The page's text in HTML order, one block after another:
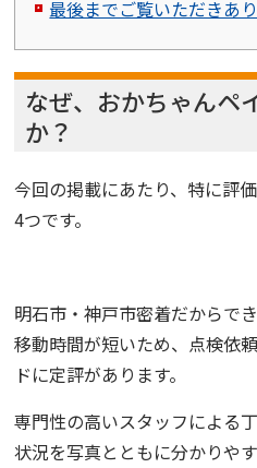
最後までご覧いただきあ
なぜ、おかちゃんペ
か？
今回の掲載にあたり、特に評
4つです。
明石市・神戸市密着だからで
移動時間が短いため、点検依
ドに定評があります。
専門性の高いスタッフによる
状況を写真とともに分かりや